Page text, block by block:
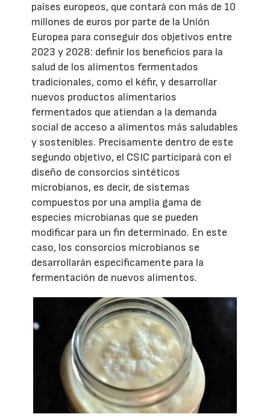
países europeos, que contará con más de 10
millones de euros por parte de la Unión
Europea para conseguir dos objetivos entre
2023 y 2028: definir los beneficios para la
salud de los alimentos fermentados
tradicionales, como el kéfir, y desarrollar
nuevos productos alimentarios
fermentados que atiendan a la demanda
social de acceso a alimentos más saludables
y sostenibles. Precisamente dentro de este
segundo objetivo, el CSIC participará con el
diseño de consorcios sintéticos
microbianos, es decir, de sistemas
compuestos por una amplia gama de
especies microbianas que se pueden
modificar para un fin determinado. En este
caso, los consorcios microbianos se
desarrollarán específicamente para la
fermentación de nuevos alimentos.